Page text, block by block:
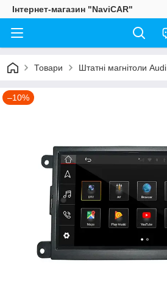
Інтернет-магазин "NaviCAR"
Товари Штатні магнітоли Audi
–10%